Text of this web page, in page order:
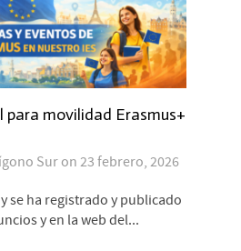
para movilidad Erasmus+
Sur on 23 febrero, 2026
se ha registrado y publicado
y en la web del...